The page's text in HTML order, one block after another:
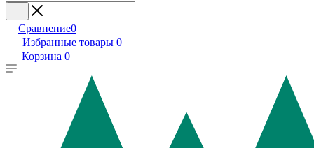
Сравнение0
Избранные товары 0
Корзина 0